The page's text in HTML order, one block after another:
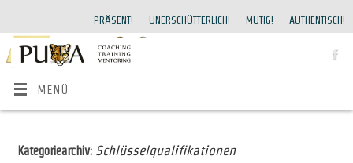
PRÄSENT! UNERSCHÜTTERLICH! MUTIG! AUTHENTISCH!
MENÜ
Kategoriearchiv: Schlüsselqualifikationen